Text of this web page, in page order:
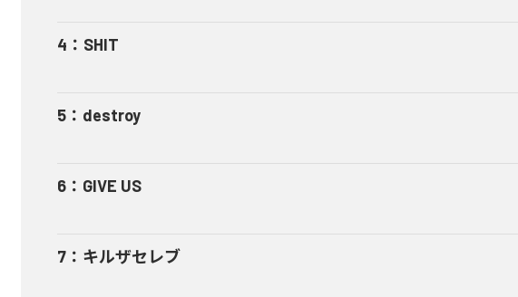
4 ： SHIT
5 ： destroy
6 ： GIVE US
7 ： キルザセレブ